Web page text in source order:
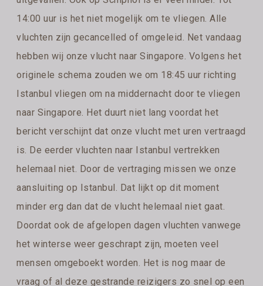
14:00 uur is het niet mogelijk om te vliegen. Alle
vluchten zijn gecancelled of omgeleid. Net vandaag
hebben wij onze vlucht naar Singapore. Volgens het
originele schema zouden we om 18:45 uur richting
Istanbul vliegen om na middernacht door te vliegen
naar Singapore. Het duurt niet lang voordat het
bericht verschijnt dat onze vlucht met uren vertraagd
is. De eerder vluchten naar Istanbul vertrekken
helemaal niet. Door de vertraging missen we onze
aansluiting op Istanbul. Dat lijkt op dit moment
minder erg dan dat de vlucht helemaal niet gaat.
Doordat ook de afgelopen dagen vluchten vanwege
het winterse weer geschrapt zijn, moeten veel
mensen omgeboekt worden. Het is nog maar de
vraag of al deze gestrande reizigers zo snel op een